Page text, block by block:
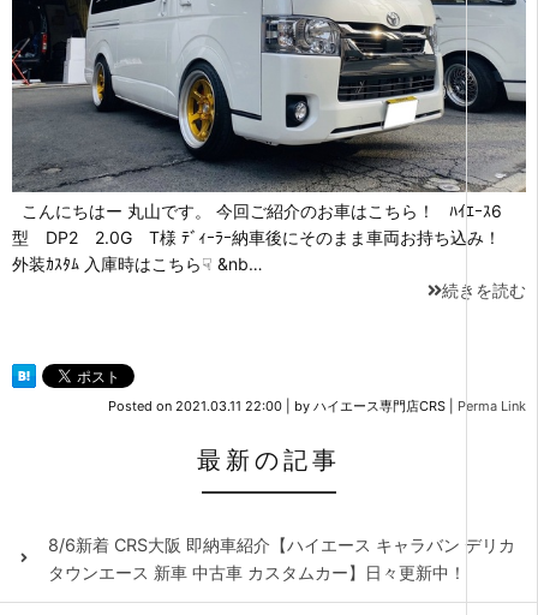
こんにちはー 丸山です。 今回ご紹介のお車はこちら！ ﾊｲｴｰｽ6
型 DP2 2.0G T様 ﾃﾞｨｰﾗｰ納車後にそのまま車両お持ち込み！
外装ｶｽﾀﾑ 入庫時はこちら☟ &nb…
続きを読む
Posted on 2021.03.11 22:00 by ハイエース専門店CRS Perma Link
最新の記事
8/6新着 CRS大阪 即納車紹介【ハイエース キャラバン デリカ
タウンエース 新車 中古車 カスタムカー】日々更新中！